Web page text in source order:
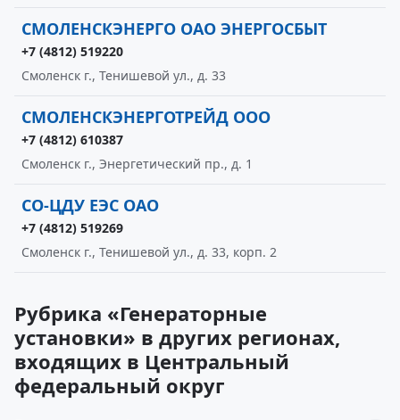
СМОЛЕНСКЭНЕРГО ОАО ЭНЕРГОСБЫТ
+7 (4812) 519220
Смоленск г., Тенишевой ул., д. 33
СМОЛЕНСКЭНЕРГОТРЕЙД ООО
+7 (4812) 610387
Смоленск г., Энергетический пр., д. 1
СО-ЦДУ ЕЭС ОАО
+7 (4812) 519269
Смоленск г., Тенишевой ул., д. 33, корп. 2
Рубрика «Генераторные
установки» в других регионах,
входящих в Центральный
федеральный округ